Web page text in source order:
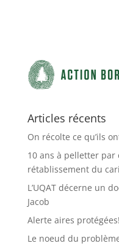
Articles récents
On récolte ce qu’ils
10 ans à pelletter par
rétablissement du
L’UQAT décerne un
Jacob
Alerte aires protégées!
Le noeud du